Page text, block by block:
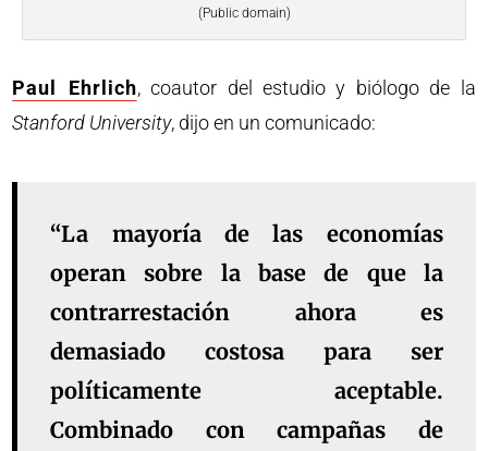
(Public domain)
Paul Ehrlich, coautor del estudio y biólogo de la
Stanford University, dijo en un comunicado:
“La mayoría de las economías
operan sobre la base de que la
contrarrestación ahora es
demasiado costosa para ser
políticamente aceptable.
Combinado con campañas de